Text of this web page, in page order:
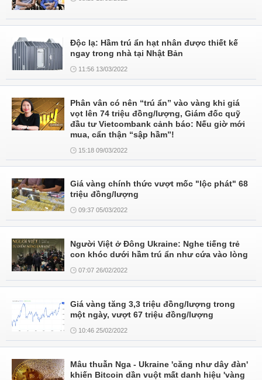
Độc lạ: Hầm trú ẩn hạt nhân được thiết kế
ngay trong nhà tại Nhật Bản
11:56 13/03/2022
Phân vân có nên “trú ẩn” vào vàng khi giá
vọt lên 74 triệu đồng/lượng, Giám đốc quỹ
đầu tư Vietcombank cảnh báo: Nếu giờ mới
mua, cẩn thận “sập hầm”!
15:18 09/03/2022
Giá vàng chính thức vượt mốc "lộc phát" 68
triệu đồng/lượng
09:37 05/03/2022
Người Việt ở Đông Ukraine: Nghe tiếng trẻ
con khóc dưới hầm trú ẩn như cứa vào lòng
07:07 26/02/2022
Giá vàng tăng 3,3 triệu đồng/lượng trong
một ngày, vượt 67 triệu đồng/lượng
10:46 25/02/2022
Mâu thuẫn Nga - Ukraine 'căng như dây đàn'
khiến Bitcoin dần vuột mất danh hiệu 'vàng